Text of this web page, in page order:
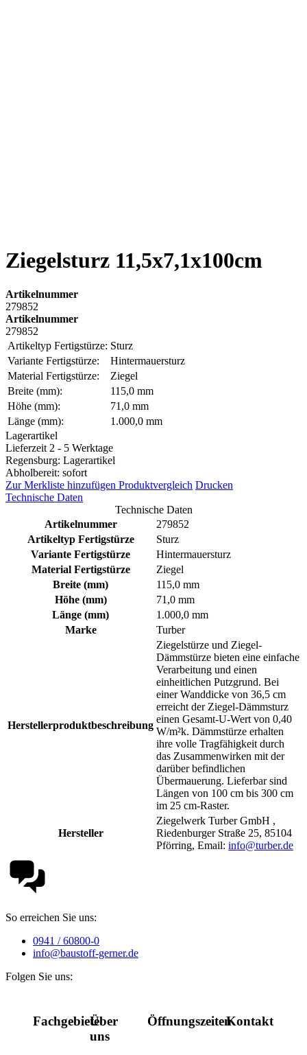
Ziegelsturz 11,5x7,1x100cm
Artikelnummer
279852
Artikelnummer
279852
Artikeltyp Fertigstürze: Sturz
Variante Fertigstürze:
Hintermauersturz
Material Fertigstürze:
Ziegel
Breite (mm):
115,0 mm
Höhe (mm):
71,0 mm
Länge (mm):
1.000,0 mm
Lagerartikel
Lieferzeit 2 - 5 Werktage
Regensburg: Lagerartikel
Abholbereit: sofort
Zur Merkliste hinzufügen Produktvergleich Drucken
Technische Daten
Technische Daten
Artikelnummer
279852
Artikeltyp Fertigstürze
Sturz
Variante Fertigstürze
Hintermauersturz
Material Fertigstürze
Ziegel
Breite (mm)
115,0 mm
Höhe (mm)
71,0 mm
Länge (mm)
1.000,0 mm
Marke
Turber
Herstellerproduktbeschreibung
Ziegelstürze und Ziegel-
Dämmstürze bieten eine einfache
Verarbeitung und einen
einheitlichen Putzgrund. Bei
einer Wanddicke von 36,5 cm
erreicht der Ziegel-Dämmsturz
einen Gesamt-U-Wert von 0,40
W/m²k. Dämmstürze erhalten
ihre volle Tragfähigkeit durch
das Zusammenwirken mit der
darüber befindlichen
Übermauerung. Lieferbar sind
Längen von 100 cm bis 300 cm
im 25 cm-Raster.
Hersteller
Ziegelwerk Turber GmbH ,
Riedenburger Straße 25, 85104
Pförring, Email: info@turber.de
So erreichen Sie uns:
0941 / 60800-0
info@baustoff-gerner.de
Folgen Sie uns:
FachgebieteÜber
uns
ÖffnungszeitenKontakt